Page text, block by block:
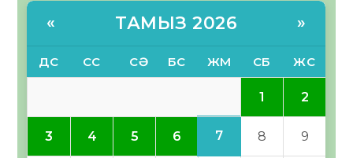
« ТАМЫЗ 2026 »
ДС СС СӘ БС ЖМ СБ ЖС
1 2
3 4 5 6 7 8 9